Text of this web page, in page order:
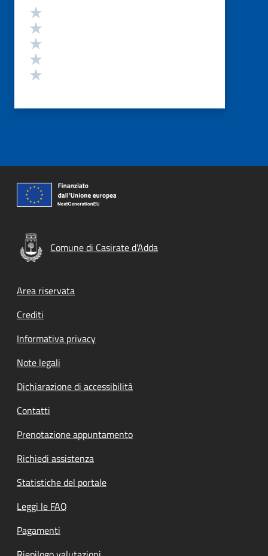
Valutazione
Comune di Casirate d'Adda
Footer menu
Area riservata
Crediti
Informativa privacy
Note legali
Dichiarazione di accessibilità
Contatti
Prenotazione appuntamento
Richiedi assistenza
Statistiche del portale
Leggi le FAQ
Pagamenti